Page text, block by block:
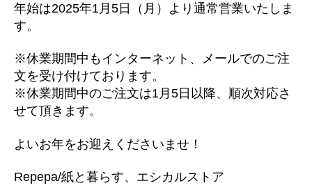
年始は2025年1月5日（月）より通常営業いたしま
す。
※休業期間中もインターネット、メールでのご注
文を受け付けております。
※休業期間中のご注文は1月5日以降、順次対応さ
せて頂きます。
よいお年をお迎えくださいませ！
Repepa/紙と暮らす、エシカルストア